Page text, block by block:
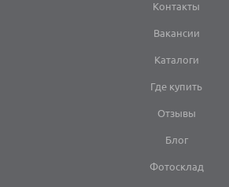
Контакты
Вакансии
Каталоги
Где купить
Отзывы
Блог
Фотосклад